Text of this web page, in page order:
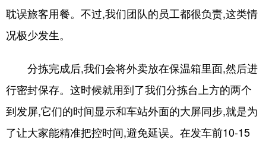
耽误旅客用餐。不过,我们团队的员工都很负责,这类情
况极少发生。
分拣完成后,我们会将外卖放在保温箱里面,然后进
行密封保存。这时候就用到了我们分拣台上方的两个
到发屏,它们的时间显示和车站外面的大屏同步,就是为
了让大家能精准把控时间,避免延误。在发车前10-15